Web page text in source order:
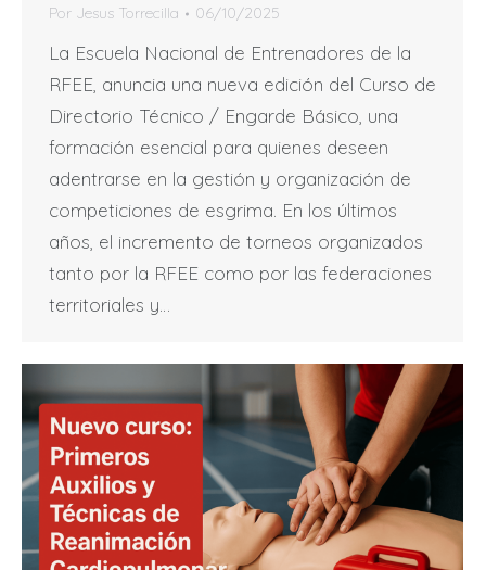
Por Jesus Torrecilla 06/10/2025
La Escuela Nacional de Entrenadores de la
RFEE, anuncia una nueva edición del Curso de
Directorio Técnico / Engarde Básico, una
formación esencial para quienes deseen
adentrarse en la gestión y organización de
competiciones de esgrima. En los últimos
años, el incremento de torneos organizados
tanto por la RFEE como por las federaciones
territoriales y…